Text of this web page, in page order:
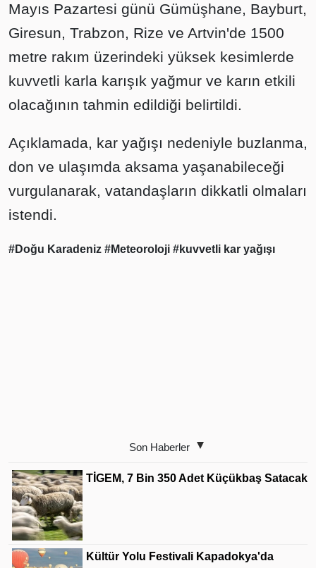
Mayıs Pazartesi günü Gümüşhane, Bayburt,
Giresun, Trabzon, Rize ve Artvin'de 1500
metre rakım üzerindeki yüksek kesimlerde
kuvvetli karla karışık yağmur ve karın etkili
olacağının tahmin edildiği belirtildi.
Açıklamada, kar yağışı nedeniyle buzlanma,
don ve ulaşımda aksama yaşanabileceği
vurgulanarak, vatandaşların dikkatli olmaları
istendi.
#Doğu Karadeniz #Meteoroloji #kuvvetli kar yağışı
Son Haberler
TİGEM, 7 Bin 350 Adet Küçükbaş Satacak
Kültür Yolu Festivali Kapadokya'da